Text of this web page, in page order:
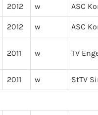
2012 w ASC
2012 w ASC
2011 w TV
2011 w StTV